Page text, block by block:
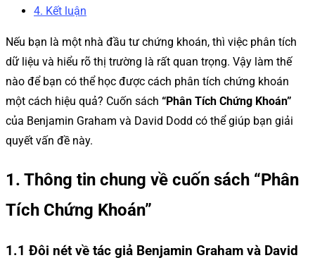
4. Kết luận
Nếu bạn là một nhà đầu tư chứng khoán, thì việc phân tích
dữ liệu và hiểu rõ thị trường là rất quan trọng. Vậy làm thế
nào để bạn có thể học được cách phân tích chứng khoán
một cách hiệu quả? Cuốn sách “Phân Tích Chứng Khoán”
của Benjamin Graham và David Dodd có thể giúp bạn giải
quyết vấn đề này.
1. Thông tin chung về cuốn sách “Phân
Tích Chứng Khoán”
1.1 Đôi nét về tác giả Benjamin Graham và David